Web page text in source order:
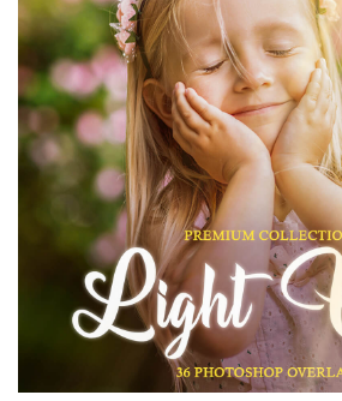
Large 6000*4000px
Entire Collection
(1783 Overlays)
Large 6000*4000px
Free download